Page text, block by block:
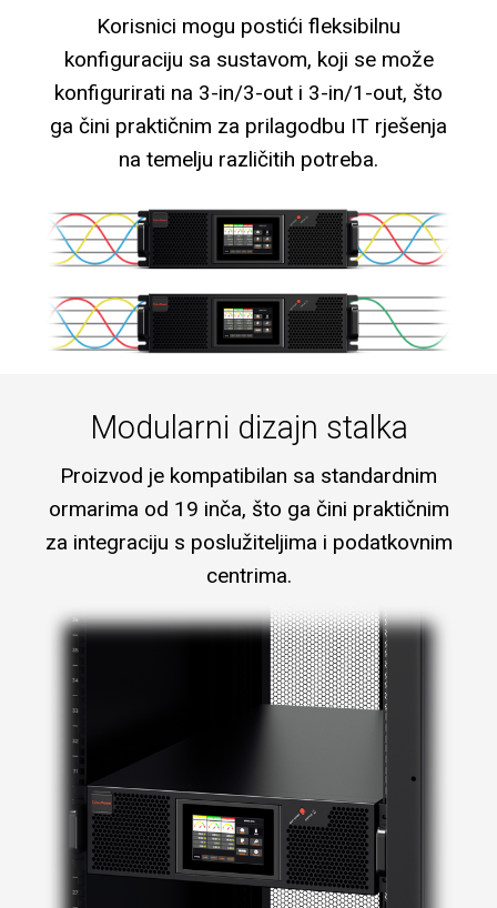
Korisnici mogu postići fleksibilnu
konfiguraciju sa sustavom, koji se može
konfigurirati na 3-in/3-out i 3-in/1-out, što
ga čini praktičnim za prilagodbu IT rješenja
na temelju različitih potreba.
Modularni dizajn stalka
Proizvod je kompatibilan sa standardnim
ormarima od 19 inča, što ga čini praktičnim
za integraciju s poslužiteljima i podatkovnim
centrima.